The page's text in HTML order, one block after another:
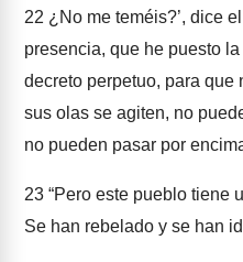
22 ¿No me teméis?’, dice
presencia, que he puesto
decreto perpetuo, para que
sus olas se agiten, no
no pueden pasar por
23 “Pero este pueblo tiene
Se han rebelado y se han